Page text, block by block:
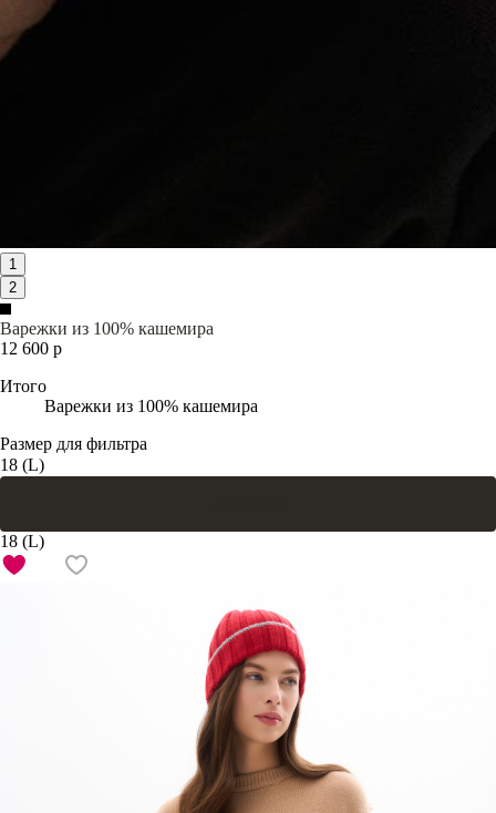
1
2
Варежки из 100% кашемира
12 600 р
Итого
Варежки из 100% кашемира
Размер для фильтра
18 (L)
18 (L)